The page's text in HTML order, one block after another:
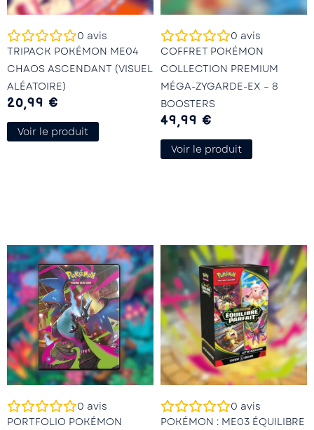
0 avis
TRIPACK POKÉMON ME04
CHAOS ASCENDANT (VISUEL
ALÉATOIRE)
20,99 €
Voir le produit
0 avis
COFFRET POKÉMON
COLLECTION PREMIUM
MÉGA-ZYGARDE-EX – 8
BOOSTERS
49,99 €
Voir le produit
0 avis
PORTFOLIO POKÉMON
0 avis
POKÉMON : ME03 ÉQUILIBRE